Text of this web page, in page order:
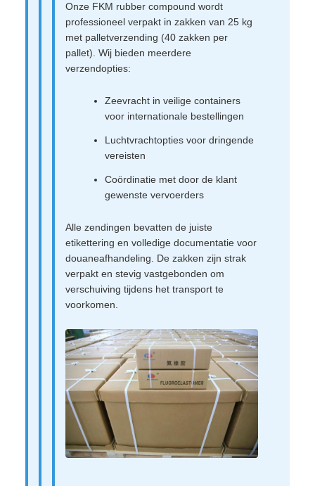
Onze FKM rubber compound wordt
professioneel verpakt in zakken van 25 kg
met palletverzending (40 zakken per
pallet). Wij bieden meerdere
verzendopties:
Zeevracht in veilige containers
voor internationale bestellingen
Luchtvrachtopties voor dringende
vereisten
Coördinatie met door de klant
gewenste vervoerders
Alle zendingen bevatten de juiste
etikettering en volledige documentatie voor
douaneafhandeling. De zakken zijn strak
verpakt en stevig vastgebonden om
verschuiving tijdens het transport te
voorkomen.